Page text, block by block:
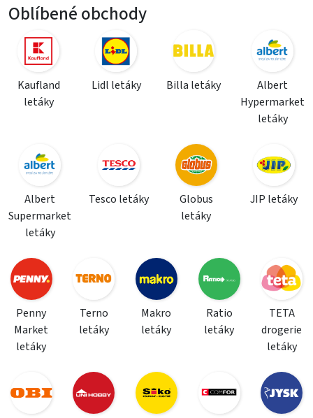
Oblíbené obchody
Kaufland
letáky
Lidl letáky Billa letáky
Albert
Hypermarket
letáky
Albert
Supermarket
letáky
Tesco letáky
Globus
letáky
JIP letáky
Penny
Market
letáky
Terno
letáky
Makro
letáky
Ratio
letáky
TETA
drogerie
letáky